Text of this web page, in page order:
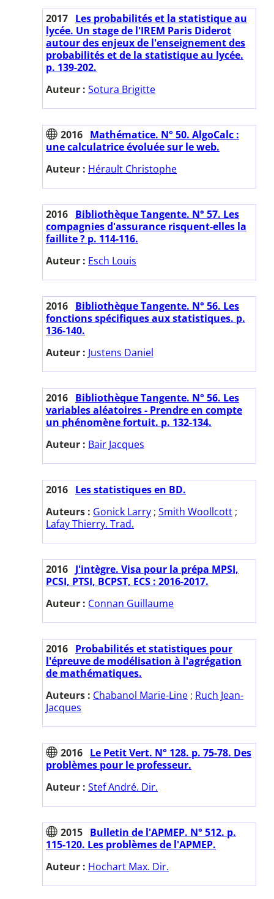
2017 Les probabilités et la statistique au
lycée. Un stage de l'IREM Paris Diderot
autour des enjeux de l'enseignement des
probabilités et de la statistique au lycée.
p. 139-202.
Auteur : Sotura Brigitte
2016 Mathématice. N° 50. AlgoCalc :
une calculatrice évoluée sur le web.
Auteur : Hérault Christophe
2016 Bibliothèque Tangente. N° 57. Les
compagnies d'assurance risquent-elles la
faillite ? p. 114-116.
Auteur : Esch Louis
2016 Bibliothèque Tangente. N° 56. Les
fonctions spécifiques aux statistiques. p.
136-140.
Auteur : Justens Daniel
2016 Bibliothèque Tangente. N° 56. Les
variables aléatoires - Prendre en compte
un phénomène fortuit. p. 132-134.
Auteur : Bair Jacques
2016 Les statistiques en BD.
Auteurs : Gonick Larry ; Smith Woollcott ;
Lafay Thierry. Trad.
2016 J'intègre. Visa pour la prépa MPSI,
PCSI, PTSI, BCPST, ECS : 2016-2017.
Auteur : Connan Guillaume
2016 Probabilités et statistiques pour
l'épreuve de modélisation à l'agrégation
de mathématiques.
Auteurs : Chabanol Marie-Line ; Ruch Jean-
Jacques
2016 Le Petit Vert. N° 128. p. 75-78. Des
problèmes pour le professeur.
Auteur : Stef André. Dir.
2015 Bulletin de l'APMEP. N° 512. p.
115-120. Les problèmes de l'APMEP.
Auteur : Hochart Max. Dir.